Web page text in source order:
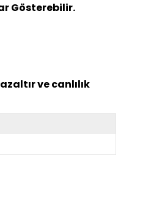
Gösterebilir.
ve canlılık